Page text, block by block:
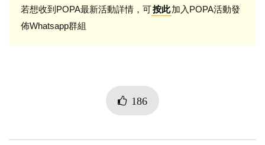
若想收到POPA最新活動詳情，可按此加入POPA活動發
佈Whatsapp群組
186